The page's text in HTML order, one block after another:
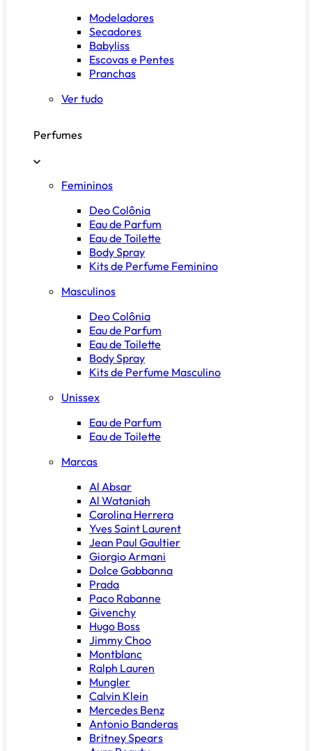
Modeladores
Secadores
Babyliss
Escovas e Pentes
Pranchas
Ver tudo
Perfumes
Femininos
Deo Colônia
Eau de Parfum
Eau de Toilette
Body Spray
Kits de Perfume Feminino
Masculinos
Deo Colônia
Eau de Parfum
Eau de Toilette
Body Spray
Kits de Perfume Masculino
Unissex
Eau de Parfum
Eau de Toilette
Marcas
Al Absar
Al Wataniah
Carolina Herrera
Yves Saint Laurent
Jean Paul Gaultier
Giorgio Armani
Dolce Gabbanna
Prada
Paco Rabanne
Givenchy
Hugo Boss
Jimmy Choo
Montblanc
Ralph Lauren
Mungler
Calvin Klein
Mercedes Benz
Antonio Banderas
Britney Spears